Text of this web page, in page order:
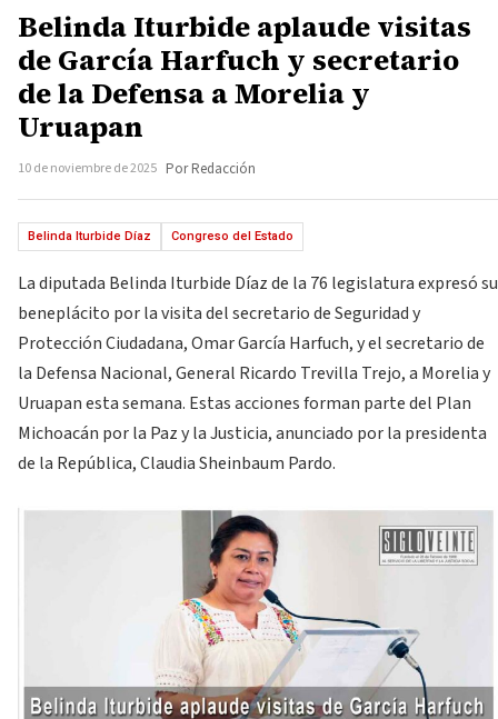
Belinda Iturbide aplaude visitas
de García Harfuch y secretario
de la Defensa a Morelia y
Uruapan
10 de noviembre de 2025 Por Redacción
Belinda Iturbide Díaz Congreso del Estado
La diputada Belinda Iturbide Díaz de la 76 legislatura expresó su
beneplácito por la visita del secretario de Seguridad y
Protección Ciudadana, Omar García Harfuch, y el secretario de
la Defensa Nacional, General Ricardo Trevilla Trejo, a Morelia y
Uruapan esta semana. Estas acciones forman parte del Plan
Michoacán por la Paz y la Justicia, anunciado por la presidenta
de la República, Claudia Sheinbaum Pardo.